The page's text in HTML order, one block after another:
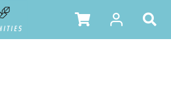
TABLE DES MATIÈRES